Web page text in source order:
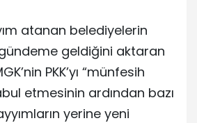
atanan belediyelerin
geldiğini aktaran
PKK’yı “münfesih
etmesinin ardından bazı
yerine yeni